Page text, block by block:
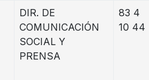
DIR. DE
COMUNICACIÓN
SOCIAL Y
PRENSA
83 4
10 44